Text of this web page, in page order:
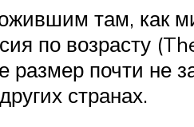
там, как
по возрасту
почти не
странах.